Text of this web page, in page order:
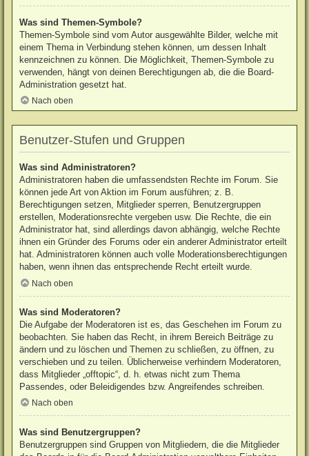
Was sind Themen-Symbole?
Themen-Symbole sind vom Autor ausgewählte Bilder, welche mit
einem Thema in Verbindung stehen können, um dessen Inhalt
kennzeichnen zu können. Die Möglichkeit, Themen-Symbole zu
verwenden, hängt von deinen Berechtigungen ab, die die Board-
Administration gesetzt hat.
Nach oben
Benutzer-Stufen und Gruppen
Was sind Administratoren?
Administratoren haben die umfassendsten Rechte im Forum. Sie
können jede Art von Aktion im Forum ausführen; z. B.
Berechtigungen setzen, Mitglieder sperren, Benutzergruppen
erstellen, Moderationsrechte vergeben usw. Die Rechte, die ein
Administrator hat, sind allerdings davon abhängig, welche Rechte
ihnen ein Gründer des Forums oder ein anderer Administrator erteilt
hat. Administratoren können auch volle Moderationsberechtigungen
haben, wenn ihnen das entsprechende Recht erteilt wurde.
Nach oben
Was sind Moderatoren?
Die Aufgabe der Moderatoren ist es, das Geschehen im Forum zu
beobachten. Sie haben das Recht, in ihrem Bereich Beiträge zu
ändern und zu löschen und Themen zu schließen, zu öffnen, zu
verschieben und zu teilen. Üblicherweise verhindern Moderatoren,
dass Mitglieder „offtopic“, d. h. etwas nicht zum Thema
Passendes, oder Beleidigendes bzw. Angreifendes schreiben.
Nach oben
Was sind Benutzergruppen?
Benutzergruppen sind Gruppen von Mitgliedern, die die Mitglieder